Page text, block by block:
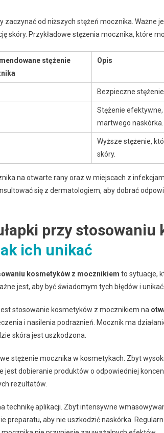
zaczynać od niższych stężeń mocznika. Ważne
skóry. Przykładowe stężenia mocznika, które
stężenie
Opis
Bezpieczne
Stężenie
martwego naskórka.
Wyższe stężenie,
skóry.
na otwarte rany oraz w miejscach z
się z dermatologiem, aby dobrać
przy stosowaniu
ich unikać
kosmetyków z mocznikiem to sytuacje,
jest, aby być świadomym tych błędów i
stosowanie kosmetyków z mocznikiem na
i nasilenia podrażnień. Mocznik ma
skóra jest uszkodzona.
stężenie mocznika w kosmetykach. Zbyt
jest dobieranie produktów o odpowiedniej
rezultatów.
technikę aplikacji. Zbyt intensywne
preparatu, aby nie uszkodzić naskórka.